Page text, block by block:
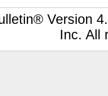
Version
Inc. All